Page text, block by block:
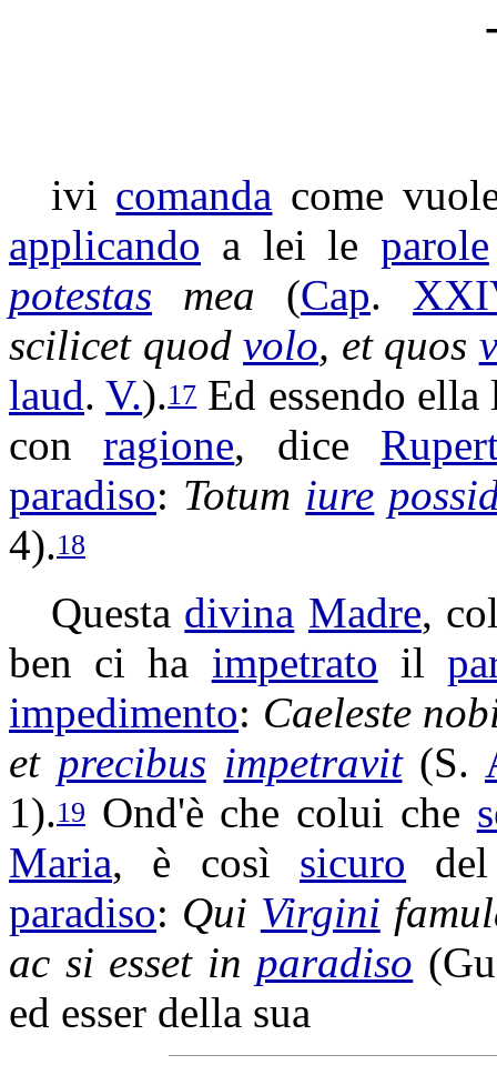
ivi comanda come
applicando a lei le parole
potestas mea (Cap.
scilicet quodvolo, et quos
laud.V.).17Ed essendo
conragione, dice
paradiso: Totum iure
4).18
Questa divina Madre,
ben ci ha impetrato il
impedimento: Caeleste
et precibus impetravit(S.
1).19 Ond'è che colui che
Maria, è così sicuro
paradiso: Qui Virgini
ac si esset in paradiso (
ed esser della sua